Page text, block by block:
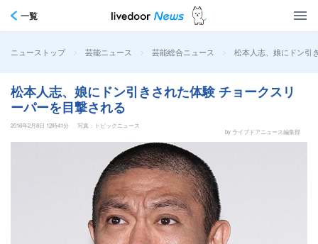
一覧
ニューストップ > 芸能ニュース > 芸能総合ニュース > 松本人志、娘にドン引
松本人志、娘にドン引きされた体験 チョークスリ
ーパーを目撃される
2016年2月8日 12時41分
写真：トピックニュース
by ライブドアニュース編集部